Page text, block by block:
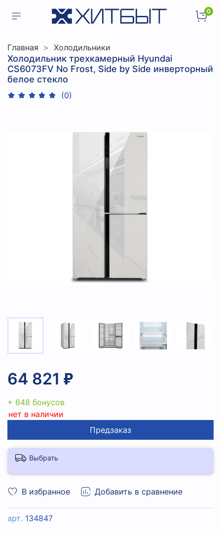
0
Главная Холодильники
Холодильник трехкамерный Hyundai
CS6073FV No Frost, Side by Side инверторный
белое стекло
(0)
В избранное Добавить в сравнение
арт. 134847
64 821 ₽
+ 648 бонусов
нет в наличии
Предзаказ
Выбрать